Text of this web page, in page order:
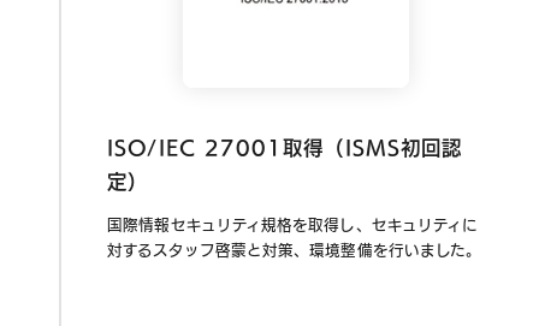
ISO/IEC 27001取得（ISMS初回認
定）
国際情報セキュリティ規格を取得し、セキュリティに
対するスタッフ啓蒙と対策、環境整備を行いました。